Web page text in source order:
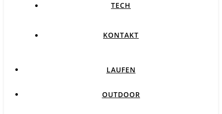
TECH
KONTAKT
LAUFEN
OUTDOOR